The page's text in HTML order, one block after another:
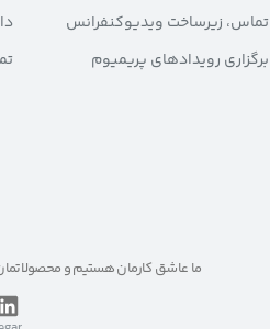
تماس، زیرساخت ویدیوکنفرانس
برگزاری رویدادهای پریمیوم
ما عاشق کارمان هستیم و